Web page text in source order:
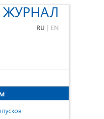
RU | EN